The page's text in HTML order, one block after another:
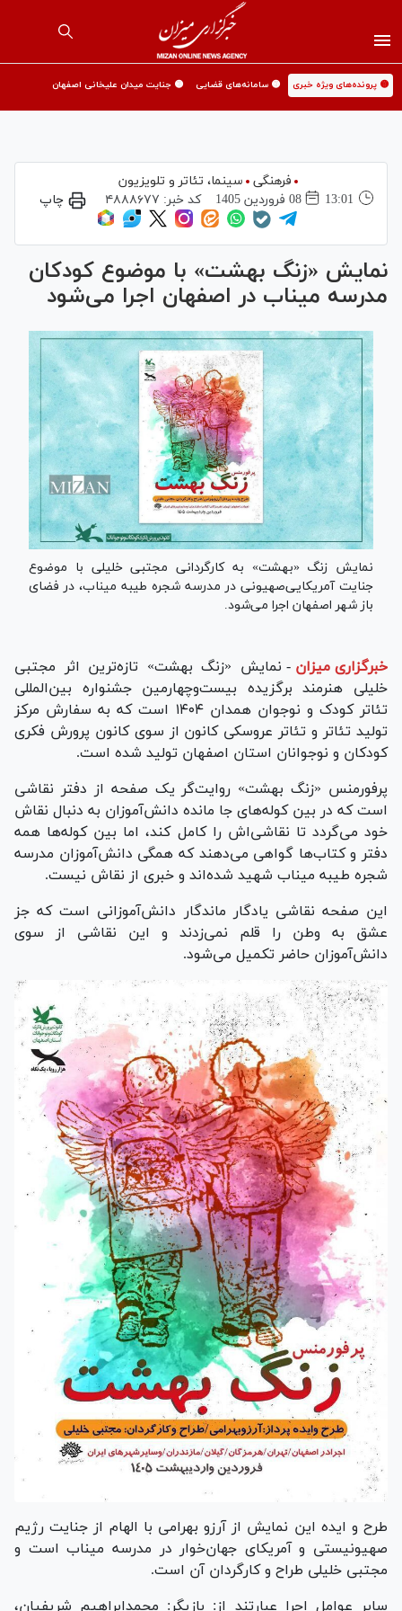
🟡 پرونده‌های ویژه خبری 🟡 سامانه‌های قضایی 🟡 جنایت میدان علیخانی اصفهان
فرهنگی
سینما،‌ تئاتر و تلویزیون
13:01
08 فروردين 1405 کد خبر: ۴۸۸۸۶۷۷ چاپ
نمایش «زنگ بهشت» با موضوع کودکان
مدرسه میناب در اصفهان اجرا می‌شود
نمایش زنگ «بهشت» به کارگردانی مجتبی خلیلی با موضوع
جنایت آمریکایی‌صهیونی در مدرسه شجره طیبه میناب، در فضای
باز شهر اصفهان اجرا می‌شود.
خبرگزاری میزان - نمایش «زنگ بهشت» تازه‌ترین اثر مجتبی
خلیلی هنرمند برگزیده بیست‌وچهارمین جشنواره بین‌المللی
تئاتر کودک و نوجوان همدان ۱۴۰۴ است که به سفارش مرکز
تولید تئاتر و تئاتر عروسکی کانون از سوی کانون پرورش فکری
کودکان و نوجوانان استان اصفهان تولید شده است.
پرفورمنس «زنگ بهشت» روایت‌گر یک صفحه از دفتر نقاشی
است که در بین کوله‌های جا مانده دانش‌آموزان به دنبال نقاش
خود می‌گردد تا نقاشی‌اش را کامل کند، اما بین کوله‌ها همه
دفتر و کتاب‌ها گواهی می‌دهند که همگی دانش‌آموزان مدرسه
شجره طیبه میناب شهید شده‌اند و خبری از نقاش نیست.
این صفحه نقاشی یادگار ماندگار دانش‌آموزانی است که جز
عشق به وطن را قلم نمی‌زدند و این نقاشی از سوی
دانش‌آموزان حاضر تکمیل می‌شود.
طرح و ایده این نمایش از آرزو بهرامی با الهام از جنایت رژیم
صهیونیستی و آمریکای جهان‌خوار در مدرسه میناب است و
مجتبی خلیلی طراح و کارگردان آن است.
سایر عوامل اجرا عبارتند از: بازیگر: محمدابراهیم شریفیان،